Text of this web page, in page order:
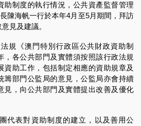
制度的執行情況，公共資產監督管理
陳海帆一行於本年4月至5月期間，拜訪
見及建議。
《澳門特別行政區公共財政資助制
，各公共部門及實體須按照該行政法規
資助工作，包括制定相應的資助規章及
籌部門公監局的意見，公監局亦會持續
見，向公共部門及實體提出改善及優化
表對資助制度的建立，以及善用公